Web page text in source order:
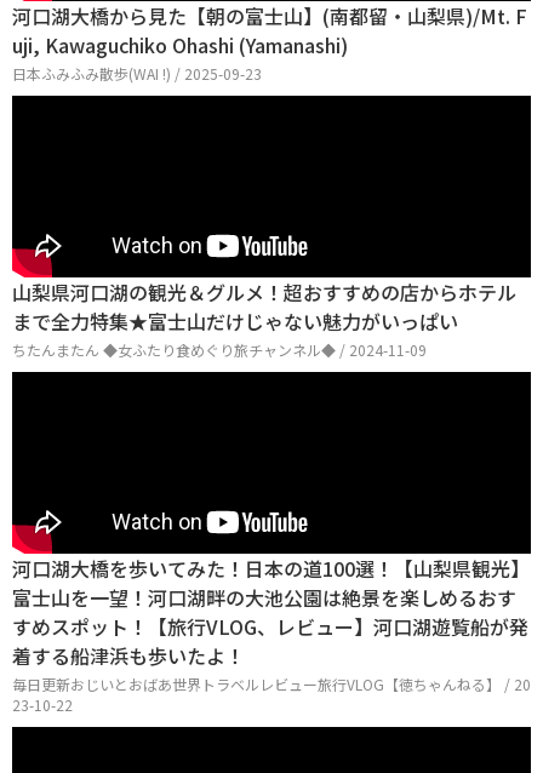
河口湖大橋から見た【朝の富士山】(南都留・山梨県)/Mt. F
uji, Kawaguchiko Ohashi (Yamanashi)
日本ふみふみ散歩(WAI !) / 2025-09-23
山梨県河口湖の観光＆グルメ！超おすすめの店からホテル
まで全力特集★富士山だけじゃない魅力がいっぱい
ちたんまたん ◆女ふたり食めぐり旅チャンネル◆ / 2024-11-09
河口湖大橋を歩いてみた！日本の道100選！【山梨県観光】
富士山を一望！河口湖畔の大池公園は絶景を楽しめるおす
すめスポット！【旅行VLOG、レビュー】河口湖遊覧船が発
着する船津浜も歩いたよ！
毎日更新おじいとおばあ世界トラベルレビュー旅行VLOG【徳ちゃんねる】 / 20
23-10-22